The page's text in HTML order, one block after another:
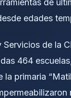
de
edades
Servicios de la
464
la primaria